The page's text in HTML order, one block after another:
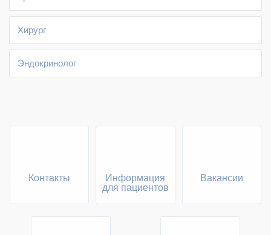
Хирург
Эндокринолог
Контакты
Информация
для пациентов
Вакансии